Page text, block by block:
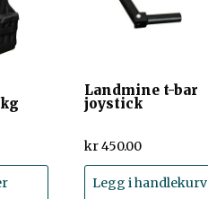
Landmine t-bar
joystick
kr450.00
Legg i handlekurv